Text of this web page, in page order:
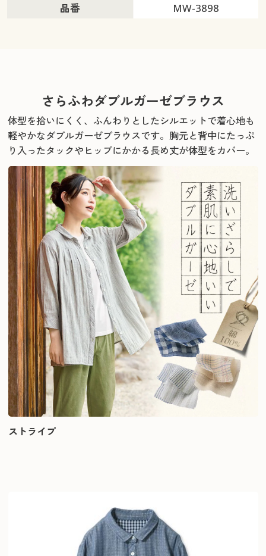
品番 MW-3898
さらふわダブルガーゼブラウス
体型を拾いにくく、ふんわりとしたシルエットで着心地も
軽やかなダブルガーゼブラウスです。胸元と背中にたっぷ
り入ったタックやヒップにかかる長め丈が体型をカバー。
ストライプ